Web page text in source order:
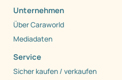
Unternehmen
Über Caraworld
Mediadaten
Service
Sicher kaufen / verkaufen